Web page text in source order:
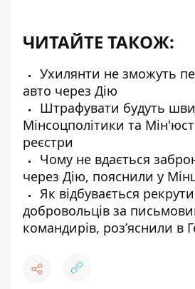
ЧИТАЙТЕ ТАКОЖ:
Ухилянти не зможуть
авто через Дію
Штрафувати будуть
Мінсоцполітики та
реєстри
Чому не вдається
через Дію, пояснили у
Як відбувається
добровольців за
командирів, роз’яснили в